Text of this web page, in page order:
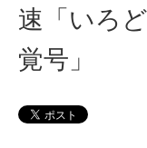
速「いろ
覚号」